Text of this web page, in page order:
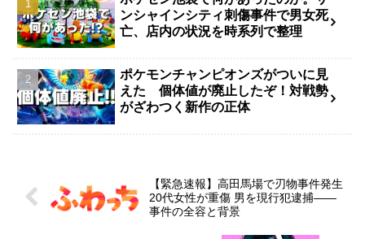
ンシャインシティ刺傷事件で男女死
亡、店内の状況を時系列で整理
ポケモンチャンピオンズがついに見
えた 個体値が廃止したぞ！対戦勢
がざわつく新作の正体
【緊急速報】高田馬場で刃物事件発生
20代女性が重傷 男を現行犯逮捕――
事件の全容と背景